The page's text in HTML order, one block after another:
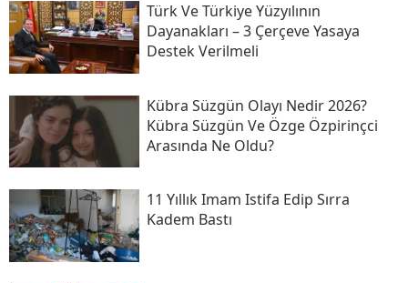
Türk Ve Türkiye Yüzyılının
Dayanakları – 3 Çerçeve Yasaya
Destek Verilmeli
Kübra Süzgün Olayı Nedir 2026?
Kübra Süzgün Ve Özge Özpirinçci
Arasında Ne Oldu?
11 Yıllık Imam Istifa Edip Sırra
Kadem Bastı